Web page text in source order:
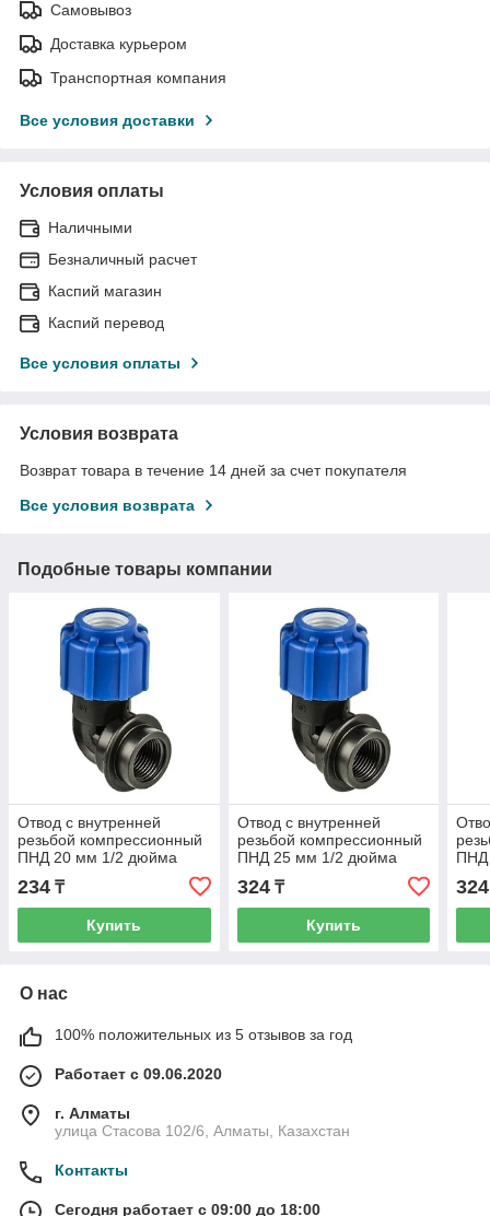
Самовывоз
Доставка курьером
Транспортная компания
Все условия доставки
Условия оплаты
Наличными
Безналичный расчет
Каспий магазин
Каспий перевод
Все условия оплаты
Условия возврата
Возврат товара в течение 14 дней за счет покупателя
Все условия возврата
Подобные товары компании
Отвод с внутренней
резьбой компрессионный
ПНД 20 мм 1/2 дюйма
234 ₸
Купить
Отвод с внутренней
резьбой компрессионный
ПНД 25 мм 1/2 дюйма
324₸
Купить
ПНД
324
О нас
100% положительных из 5 отзывов за год
Работает с 09.06.2020
г. Алматы
улица Стасова 102/6, Алматы, Казахстан
Контакты
Сегодня работает с 09:00 до 18:00